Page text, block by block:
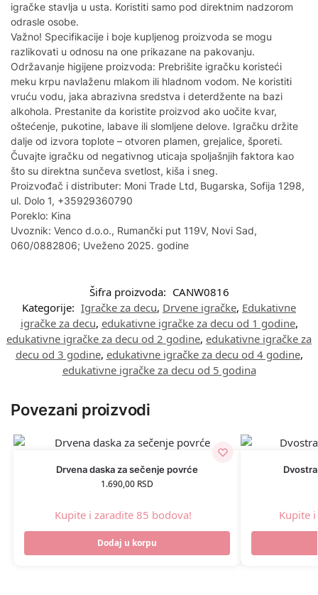
igračke stavlja u usta. Koristiti samo pod direktnim nadzorom
odrasle osobe.
Važno! Specifikacije i boje kupljenog proizvoda se mogu
razlikovati u odnosu na one prikazane na pakovanju.
Održavanje higijene proizvoda: Prebrišite igračku koristeći
meku krpu navlaženu mlakom ili hladnom vodom. Ne koristiti
vruću vodu, jaka abrazivna sredstva i deterdžente na bazi
alkohola. Prestanite da koristite proizvod ako uočite kvar,
oštećenje, pukotine, labave ili slomljene delove. Igračku držite
dalje od izvora toplote – otvoren plamen, grejalice, šporeti.
Čuvajte igračku od negativnog uticaja spoljašnjih faktora kao
što su direktna sunčeva svetlost, kiša i sneg.
Proizvođač i distributer: Moni Trade Ltd, Bugarska, Sofija 1298,
ul. Dolo 1, +35929360790
Poreklo: Kina
Uvoznik: Venco d.o.o., Rumančki put 119V, Novi Sad,
060/0882806; Uveženo 2025. godine
Šifra proizvoda: CANW0816
Kategorije: Igračke za decu, Drvene igračke, Edukativne
igračke za decu, edukativne igračke za decu od 1 godine,
edukativne igračke za decu od 2 godine, edukativne igračke za
decu od 3 godine, edukativne igračke za decu od 4 godine,
edukativne igračke za decu od 5 godina
Povezani proizvodi
Drvena daska za sečenje povrće
1.690,00 RSD
Kupite i zaradite 85 bodova!
Dodaj u korpu
Kupite